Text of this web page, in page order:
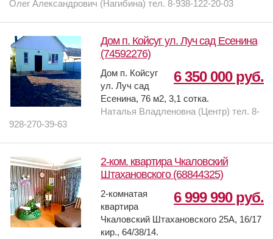
Олег Александрович (Нагибина) тел. 8-938-122-20-03
Дом п. Койсуг ул. Луч сад Есенина
(74592276)
6 350 000 руб.
Дом п. Койсуг
ул. Луч сад
Есенина, 76 м2, 3,1 сотка.
Наталья Владленовна (Центр) тел. 8-
928-270-39-63
2-ком. квартира Чкаловский
Штахановского (68844325)
6 999 990 руб.
2-комнатая
квартира
Чкаловский Штахановского 25А, 16/17
кир., 64/38/14.